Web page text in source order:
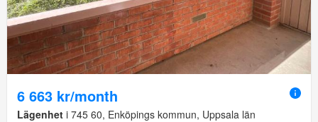
6 663 kr/month
Lägenhet i 745 60, Enköpings kommun, Uppsala län